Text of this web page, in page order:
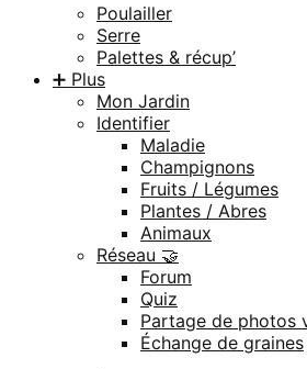
Poulailler
Serre
Palettes & récup’
➕ Plus
Mon Jardin
Identifier
Maladie
Champignons
Fruits / Légumes
Plantes / Abres
Animaux
Réseau 🤝
Forum
Quiz
Partage de photos
Échange de graines